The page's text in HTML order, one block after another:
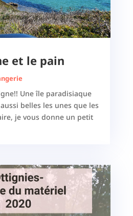
et le pain
Une île paradisiaque
belles les unes que les
je vous donne un petit